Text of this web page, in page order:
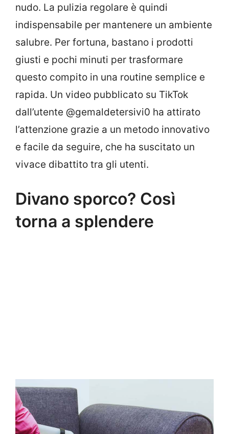
nudo. La pulizia regolare è quindi
indispensabile per mantenere un ambiente
salubre. Per fortuna, bastano i prodotti
giusti e pochi minuti per trasformare
questo compito in una routine semplice e
rapida. Un video pubblicato su TikTok
dall’utente @gemaldetersivi0 ha attirato
l’attenzione grazie a un metodo innovativo
e facile da seguire, che ha suscitato un
vivace dibattito tra gli utenti.
Divano sporco? Così
torna a splendere